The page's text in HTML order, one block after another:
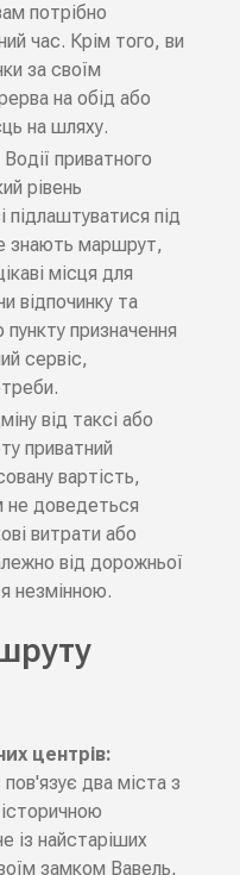
потрібно
час. Крім того, ви
за своїм
на обід або
на шляху.
Водії приватного
рівень
підлаштуватися під
знають маршрут,
місця для
відпочинку та
призначення
сервіс,
від таксі або
приватний
вартість,
не доведеться
витрати або
від дорожньої
незмінною.
центрів:
два міста з
із найстаріших
замком Вавель,